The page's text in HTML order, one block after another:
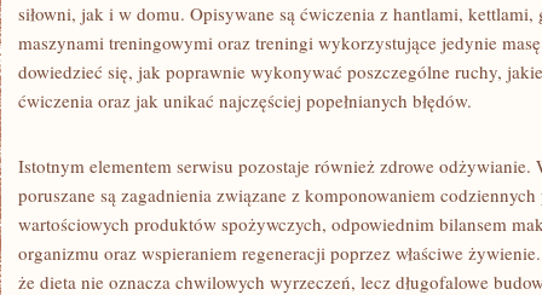
siłowni, jak i w domu. Opisywane są ćwiczenia z hantlami,
maszynami treningowymi oraz treningi wykorzystujące jedynie masę
dowiedzieć się, jak poprawnie wykonywać poszczególne ruchy,
ćwiczenia oraz jak unikać najczęściej popełnianych błędów.
Istotnym elementem serwisu pozostaje również zdrowe odżywianie.
poruszane są zagadnienia związane z komponowaniem
wartościowych produktów spożywczych, odpowiednim bilansem
organizmu oraz wspieraniem regeneracji poprzez właściwe
że dieta nie oznacza chwilowych wyrzeczeń, lecz długofalowe